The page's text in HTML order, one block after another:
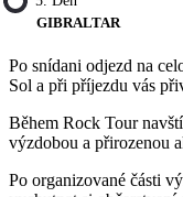
GIBRALTAR
Po snídani odjezd na
Sol a při příjezdu vás
Během Rock Tour
výzdobou a přirozenou
Po organizované části